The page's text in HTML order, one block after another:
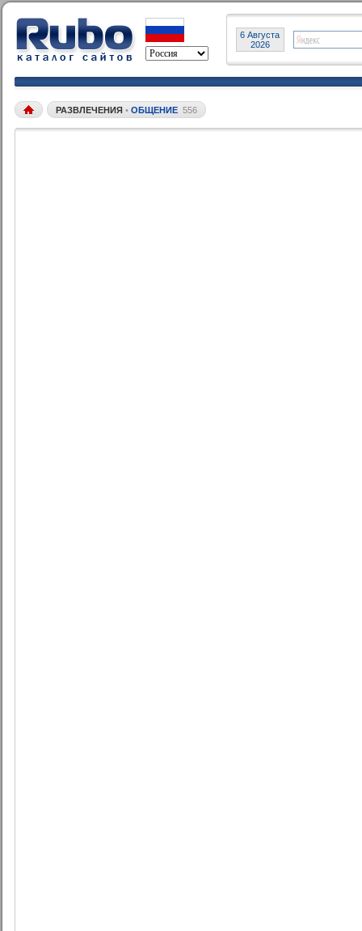
6 Августа
2026
РАЗВЛЕЧЕНИЯ • ОБЩЕНИЕ 556